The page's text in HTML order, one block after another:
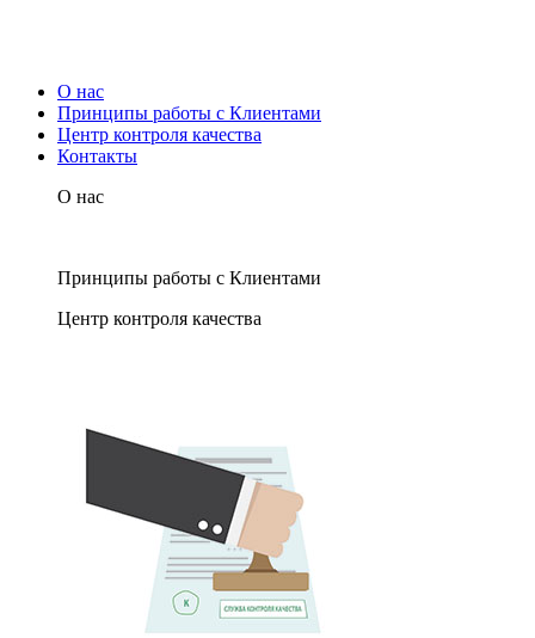
О нас
Принципы работы с Клиентами
Центр контроля качества
Контакты
О нас
Принципы работы с Клиентами
Центр контроля качества